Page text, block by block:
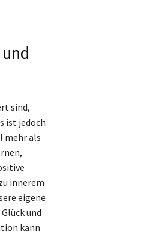
sind,
ist jedoch
mehr als
innerem
eigene
und
kann